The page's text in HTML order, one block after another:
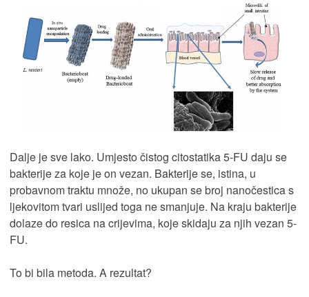
Dalje je sve lako. Umjesto čistog citostatika 5-FU daju se
bakterije za koje je on vezan. Bakterije se, istina, u
probavnom traktu množe, no ukupan se broj nanočestica s
ljekovitom tvari uslijed toga ne smanjuje. Na kraju bakterije
dolaze do resica na crijevima, koje skidaju za njih vezan 5-
FU.
To bi bila metoda. A rezultat?